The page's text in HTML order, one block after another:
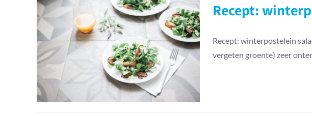
Recept: winterpostelein
salade
Zelfoogst recepten en bewaringstips
Recept:
Recept: winterpostelein
vergeten groente) zeer